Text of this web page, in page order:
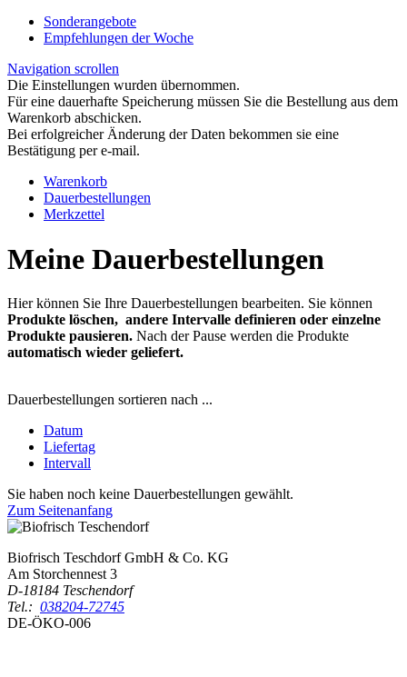
Sonderangebote
Empfehlungen der Woche
Navigation scrollen
Die Einstellungen wurden übernommen.
Für eine dauerhafte Speicherung müssen Sie die Bestellung aus dem
Warenkorb abschicken.
Bei erfolgreicher Änderung der Daten bekommen sie eine
Bestätigung per e-mail.
Warenkorb
Dauerbestellungen
Merkzettel
Meine Dauerbestellungen
Hier können Sie Ihre Dauerbestellungen bearbeiten. Sie können
Produkte löschen, andere Intervalle definieren oder einzelne
Produkte pausieren. Nach der Pause werden die Produkte
automatisch wieder geliefert.
Dauerbestellungen sortieren nach ...
Datum
Liefertag
Intervall
Sie haben noch keine Dauerbestellungen gewählt.
Zum Seitenanfang
Biofrisch Teschdorf GmbH & Co. KG
Am Storchennest 3
D-18184 Teschendorf
Tel.: 038204-72745
DE-ÖKO-006